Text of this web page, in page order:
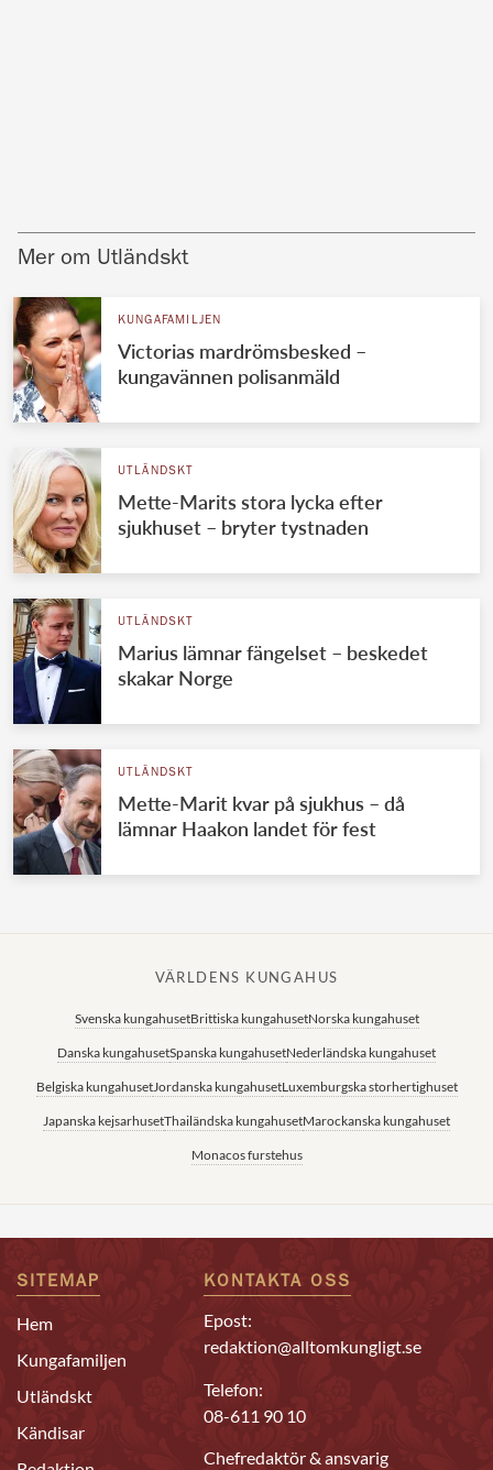
Mer om Utländskt
KUNGAFAMILJEN
Victorias mardrömsbesked –
kungavännen polisanmäld
UTLÄNDSKT
Mette-Marits stora lycka efter
sjukhuset – bryter tystnaden
UTLÄNDSKT
Marius lämnar fängelset – beskedet
skakar Norge
UTLÄNDSKT
Mette-Marit kvar på sjukhus – då
lämnar Haakon landet för fest
VÄRLDENS KUNGAHUS
Svenska kungahusetBrittiska kungahusetNorska kungahuset
Danska kungahusetSpanska kungahusetNederländska kungahuset
Belgiska kungahusetJordanska kungahusetLuxemburgska storhertighuset
Japanska kejsarhusetThailändska kungahusetMarockanska kungahuset
Monacos furstehus
SITEMAP
Hem
Kungafamiljen
Utländskt
Kändisar
KONTAKTA OSS
Epost:
redaktion@alltomkungligt.se
Telefon:
08-611 90 10
Chefredaktör & ansvarig